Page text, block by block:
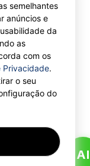
semelhantes
anúncios e
da
as
com os
Privacidade.
o seu
do
AI